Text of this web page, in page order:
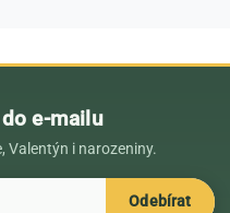
e-mailu
Valentýn i narozeniny.
Odebírat